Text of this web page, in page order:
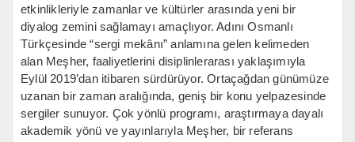
etkinlikleriyle zamanlar ve kültürler arasında yeni bir
diyalog zemini sağlamayı amaçlıyor. Adını Osmanlı
Türkçesinde “sergi mekânı” anlamına gelen kelimeden
alan Meşher, faaliyetlerini disiplinlerarası yaklaşımıyla
Eylül 2019’dan itibaren sürdürüyor. Ortaçağdan günümüze
uzanan bir zaman aralığında, geniş bir konu yelpazesinde
sergiler sunuyor. Çok yönlü programı, araştırmaya dayalı
akademik yönü ve yayınlarıyla Meşher, bir referans